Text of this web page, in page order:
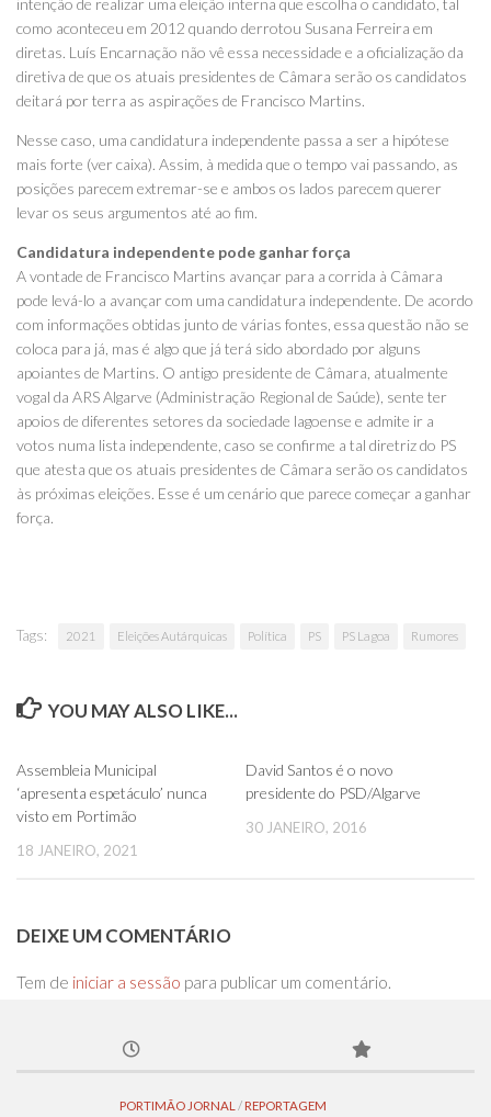
como aconteceu em 2012 quando derrotou Susana Ferreira em
diretas. Luís Encarnação não vê essa necessidade e a oficialização da
diretiva de que os atuais presidentes de Câmara serão os candidatos
deitará por terra as aspirações de Francisco Martins.
Nesse caso, uma candidatura independente passa a ser a hipótese
mais forte (ver caixa). Assim, à medida que o tempo vai passando, as
posições parecem extremar-se e ambos os lados parecem querer
levar os seus argumentos até ao fim.
Candidatura independente pode ganhar força
A vontade de Francisco Martins avançar para a corrida à Câmara
pode levá-lo a avançar com uma candidatura independente. De acordo
com informações obtidas junto de várias fontes, essa questão não se
coloca para já, mas é algo que já terá sido abordado por alguns
apoiantes de Martins. O antigo presidente de Câmara, atualmente
vogal da ARS Algarve (Administração Regional de Saúde), sente ter
apoios de diferentes setores da sociedade lagoense e admite ir a
votos numa lista independente, caso se confirme a tal diretriz do PS
que atesta que os atuais presidentes de Câmara serão os candidatos
às próximas eleições. Esse é um cenário que parece começar a ganhar
força.
Tags: 2021 Eleições Autárquicas Política PS PS Lagoa Rumores
YOU MAY ALSO LIKE...
Assembleia Municipal
‘apresenta espetáculo’ nunca
visto em Portimão
18 JANEIRO, 2021
David Santos é o novo
presidente do PSD/Algarve
30 JANEIRO, 2016
DEIXE UM COMENTÁRIO
Tem de iniciar a sessão para publicar um comentário.
PORTIMÃO JORNAL / REPORTAGEM